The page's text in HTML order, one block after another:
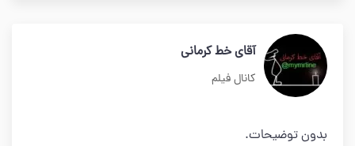
آقای خط کرمانی
کانال فیلم
بدون توضیحات.